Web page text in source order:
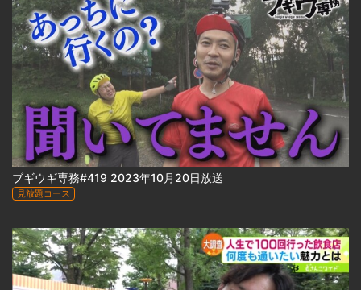
ブギウギ専務#419 2023年10月20日放送
見放題コース